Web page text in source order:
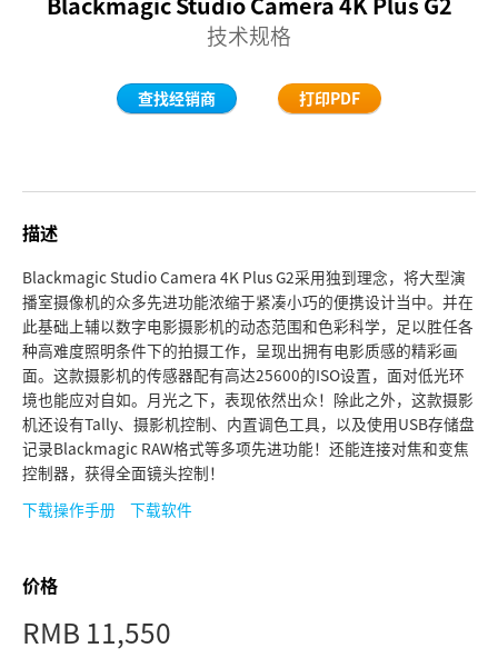
Germany
Japan
Korea
Mexico
Malaysia
Netherlands
Poland
技术规格
查找经销商 打印PDF
描述
Blackmagic Studio Camera 4K Plus G2采用独到理念，将大型演
播室摄像机的众多先进功能浓缩于紧凑小巧的便携设计当中。并在
此基础上辅以数字电影摄影机的动态范围和色彩科学，足以胜任各
种高难度照明条件下的拍摄工作，呈现出拥有电影质感的精彩画
面。这款摄影机的传感器配有高达25600的ISO设置，面对低光环
境也能应对自如。月光之下，表现依然出众！除此之外，这款摄影
机还设有Tally、摄影机控制、内置调色工具，以及使用USB存储盘
记录Blackmagic RAW格式等多项先进功能！还能连接对焦和变焦
控制器，获得全面镜头控制！
下载操作手册
下载软件
价格
RMB 11,550